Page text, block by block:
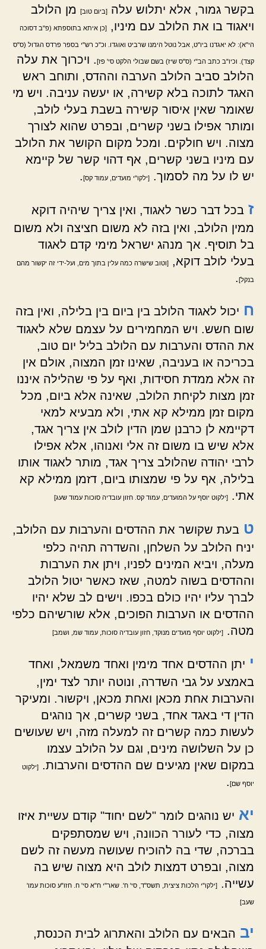
בקשר גמור, אלא יתלוש עלה [ביום טוב] מן הלולב
ויאגוד בו את הלולב עם מיניו, [כן איתא בתוספתא (פ"ב דסוכה
הי"א): לא יאגדנו ביו"ט, אבל נוטל הימנו שרביט ואוגדו. וכ"כ רש"י בספר פרדס הגדול (ס"ס
קצד). וכיו"ב כתב הב"י (ס"ס שיז) בשם שבולי הלקט סי' פז]. ויכרוך את עלה
הלולב סביב הלולב הערבה וההדס, ותוחב ראש
האגד לתוכה בלא קשירה, או יעשה עניבה. ויש מי
שאומר שאין איסור קשירה בשבת בעלי לולב,
ומותר אפילו בשני קשרים, ובפרט שהוא לצורך
מצוה. ויש חולקים. ומכל מקום הקושר את הלולב
עם מיניו בשני קשרים, אף דהוי קשר של קיימא
יש לו על מה לסמוך. [ילקו"י מועדים, עמוד קס].
ז בכל דבר כשר לאגוד, ואין צריך שיהיה דוקא
ממין הלולב, ואין בזה לא משום חציצה ולא משום
בל תוסיף. אך מנהג ישראל מימי קדם לאגוד
בעלי לולב דוקא, [וטוב שישרה כמה עלין בתוך מים, ועל-ידי זה יקשור מהם
בנקל].
ח יכול לאגוד הלולב בין ביום בין בלילה, ואין בזה
שום חשש. ויש המחמירים על עצמם שלא לאגוד
את ההדס והערבות עם הלולב בליל יום טוב,
בכריכה או בעניבה, שאינו זמן המצוה, אולם אין
זה אלא ממדת חסידות, ואף על פי שהלילה איננו
זמן מצות לקיחת הלולב, שאינה אלא ביום, מכל
מקום זמן ממילא קא אתי, ולא מבעיא למאי
דקיימא לן כרבנן שמן הדין לולב אין צריך אגד,
אלא שיש בו משום זה אלי ואנוהו, אלא אפילו
לרבי יהודה שהלולב צריך אגד, מותר לאגוד אותו
בלילה, אף על פי שמצותו ביום, דזמן ממילא קא
אתי. [ילקוט יוסף על המועדים, עמוד קס. חזון עובדיה סוכות עמוד שעג]
ט בעת שקושר את ההדסים והערבות עם הלולב,
יניח הלולב על השלחן, והשדרה תהיה כלפי
מעלה, ויביא המינים לפניו, ויתן את הערבות
וההדסים בשוה למטה, שאז כאשר יטול הלולב
לברך עליו יהיו כולם בכפו. וישים לב שלא יהיו
ההדסים או הערבות הפוכים, אלא שורשיהם כלפי
מטה. [ילקוט יוסף מועדים מנוקד, חזון עובדיה סוכות, עמוד שמ, ושמב]
י יתן ההדסים אחד מימין ואחד משמאל, ואחד
באמצע על גבי השדרה, ונוטה יותר לצד ימין,
והערבות אחת מכאן ואחת מכאן, ויקשור. ומעיקר
הדין די באגד אחד, בשני קשרים, אך נוהגים
לעשות כמה קשרים זה למעלה מזה, ויש שעושים
כן על השלושה מינים, וגם על הלולב עצמו
במקום שאין מגיעים שם ההדסים והערבות. [ילקוט
יוסף שם].
יא יש נוהגים לומר "לשם יחוד" קודם עשיית איזו
מצוה, כדי לעורר הכוונה, ויש שמסתפקים
בברכה, שדי בה להוכיח שעושה מעשה זה לשם
מצוה, ובפרט דמצות לולב היא מצוה שיש בה
עשייה. [ילקו"י הלכות ציצית, תשס"ד, סי' ח'. שאר"י ח"א סי' ח. חזו"ע סוכות עמו'
שעב]
יב הבאים עם הלולב והאתרוג לבית הכנסת,